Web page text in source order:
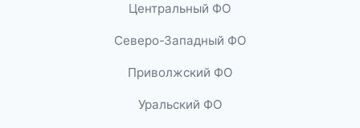
Центральный ФО
Северо-Западный ФО
Приволжский ФО
Уральский ФО